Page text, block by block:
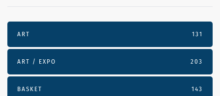
ART 131
ART / EXPO 203
BASKET 143